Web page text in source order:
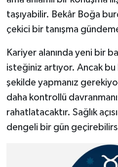
taşıyabilir. Bekâr Boğa
çekici bir tanışma
Kariyer alanında yeni bir
isteğiniz artıyor. Ancak bu
şekilde yapmanız
daha kontrollü
rahatlatacaktır. Sağlık
dengeli bir gün